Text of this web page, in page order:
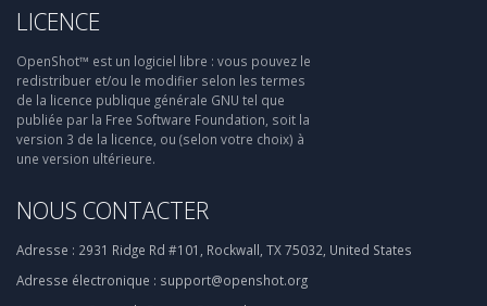
LICENCE
OpenShot™ est un logiciel libre : vous pouvez le
redistribuer et/ou le modifier selon les termes
de la licence publique générale GNU tel que
publiée par la Free Software Foundation, soit la
version 3 de la licence, ou (selon votre choix) à
une version ultérieure.
NOUS CONTACTER
Adresse : 2931 Ridge Rd #101, Rockwall, TX 75032, United States
Adresse électronique : support@openshot.org